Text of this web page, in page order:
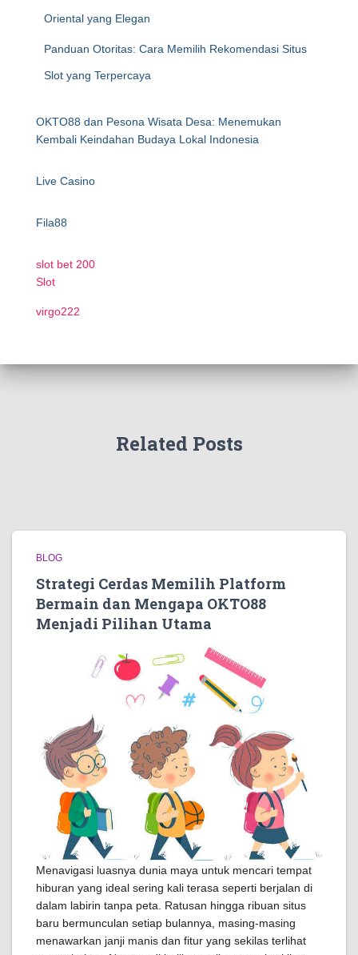
Oriental yang Elegan
Panduan Otoritas: Cara Memilih Rekomendasi Situs
Slot yang Terpercaya
OKTO88 dan Pesona Wisata Desa: Menemukan
Kembali Keindahan Budaya Lokal Indonesia
Live Casino
Fila88
slot bet 200
Slot
virgo222
Related Posts
BLOG
Strategi Cerdas Memilih Platform
Bermain dan Mengapa OKTO88
Menjadi Pilihan Utama
Menavigasi luasnya dunia maya untuk mencari tempat
hiburan yang ideal sering kali terasa seperti berjalan di
dalam labirin tanpa peta. Ratusan hingga ribuan situs
baru bermunculan setiap bulannya, masing-masing
menawarkan janji manis dan fitur yang sekilas terlihat